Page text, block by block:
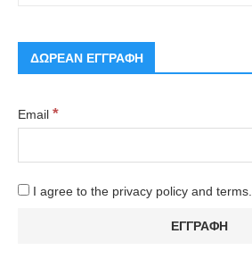
ΔΩΡΕΑΝ ΕΓΓΡΑΦΗ
Email *
I agree to the privacy policy and terms.